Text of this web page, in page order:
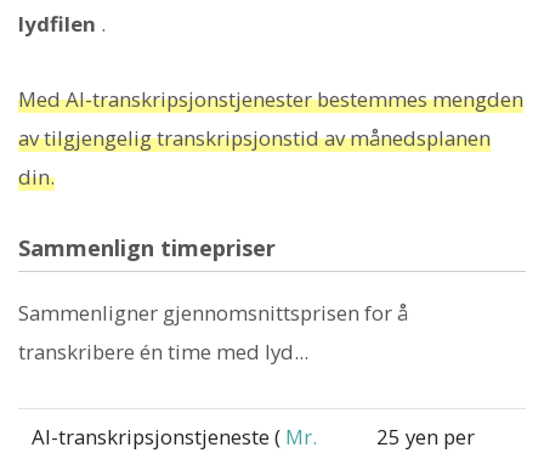
lydfilen .
Med AI-transkripsjonstjenester bestemmes mengden
av tilgjengelig transkripsjonstid av månedsplanen
din.
Sammenlign timepriser
Sammenligner gjennomsnittsprisen for å
transkribere én time med lyd...
AI-transkripsjonstjeneste ( Mr.
25 yen per